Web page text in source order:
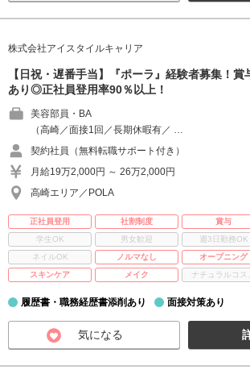
株式会社アイスタイルキャリア
【日祝・遅番手当】『ポーラ』経験者募集！
あり◎正社員登用率90％以上！
美容部員・BA
（高崎／面接1回／長期休暇有／ …
契約社員（無料転職サポート付き）
月給19万2,000円 ～ 26万2,000円
高崎エリア／POLA
正社員登用 社割制度 賞与
学生OK
男女歓迎 週3日勤務OK
ネイルOK
ノルマなし オープニング
スキンケア
メイク ナチュラルコス
履歴書・職務経歴書添削あり 面接対策あり
気になる